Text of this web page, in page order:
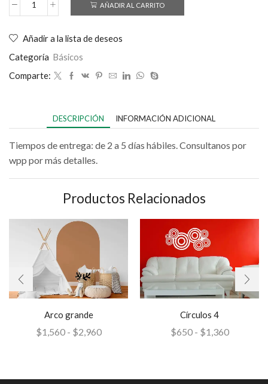
AÑADIR AL CARRITO
Añadir a la lista de deseos
Categoría Básicos
Comparte:
DESCRIPCIÓN INFORMACIÓN ADICIONAL
Tiempos de entrega: de 2 a 5 días hábiles. Consultanos por
wpp por más detalles.
Productos Relacionados
Arco grande
$1,560 - $2,960
Círculos 4
$650 - $1,360